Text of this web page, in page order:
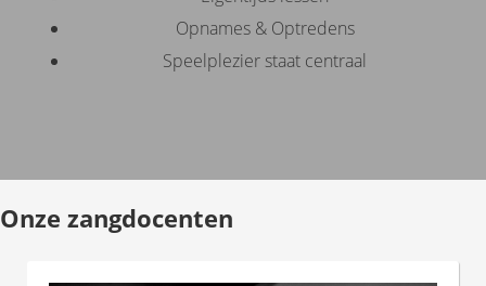
Opnames & Optredens
Speelplezier staat centraal
Onze zangdocenten